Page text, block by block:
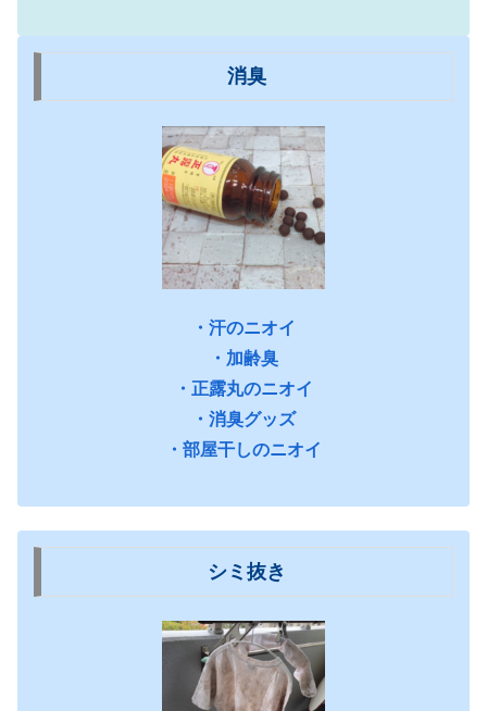
消臭
・汗のニオイ
・加齢臭
・正露丸のニオイ
・消臭グッズ
・部屋干しのニオイ
シミ抜き